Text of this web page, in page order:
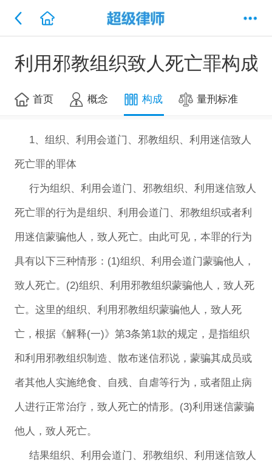
利用邪教组织致人死亡罪构成
首页 概念 构成 量刑标准
1、组织、利用会道门、邪教组织、利用迷信致人
死亡罪的罪体
行为组织、利用会道门、邪教组织、利用迷信致人
死亡罪的行为是组织、利用会道门、邪教组织或者利
用迷信蒙骗他人，致人死亡。由此可见，本罪的行为
具有以下三种情形：(1)组织、利用会道门蒙骗他人，
致人死亡。(2)组织、利用邪教组织蒙骗他人，致人死
亡。这里的组织、利用邪教组织蒙骗他人，致人死
亡，根据《解释(一)》第3条第1款的规定，是指组织
和利用邪教组织制造、散布迷信邪说，蒙骗其成员或
者其他人实施绝食、自残、自虐等行为，或者阻止病
人进行正常治疗，致人死亡的情形。(3)利用迷信蒙骗
他人，致人死亡。
结果组织、利用会道门、邪教组织、利用迷信致人